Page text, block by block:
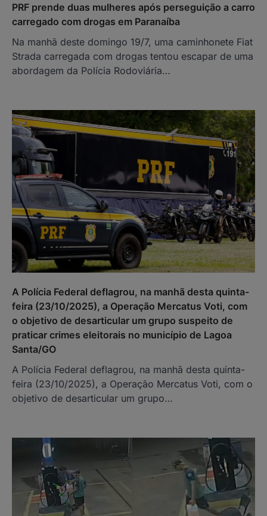
PRF prende duas mulheres após perseguição a carro
carregado com drogas em Paranaíba
Na manhã deste domingo 19/7, uma caminhonete Fiat
Strada carregada com drogas tentou escapar de uma
abordagem da Polícia Rodoviária…
A Polícia Federal deflagrou, na manhã desta quinta-
feira (23/10/2025), a Operação Mercatus Voti, com
o objetivo de desarticular um grupo suspeito de
praticar crimes eleitorais no município de Lagoa
Santa/GO
A Polícia Federal deflagrou, na manhã desta quinta-
feira (23/10/2025), a Operação Mercatus Voti, com o
objetivo de desarticular um grupo…